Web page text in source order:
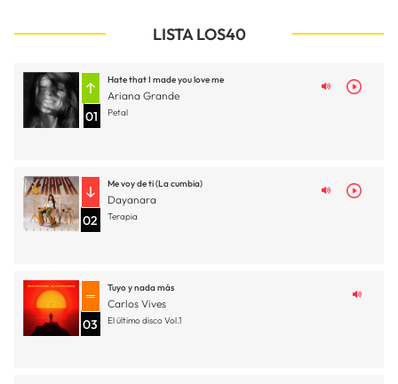
LISTA LOS40
01
Hate that I made you love me
Ariana Grande
Petal
02
Me voy de ti (La cumbia)
Dayanara
Terapia
03
Tuyo y nada más
Carlos Vives
El último disco Vol.1